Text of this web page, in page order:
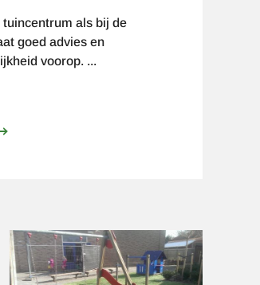
tuincentrum als bij de
goed advies en
voorop. ...
Afbeelding